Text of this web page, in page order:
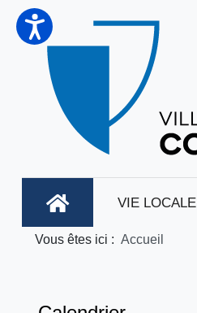
VIE LOCALE
Vous êtes ici : Accueil